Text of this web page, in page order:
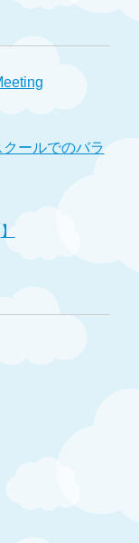
ールでのバラ
】